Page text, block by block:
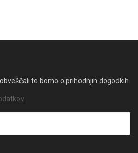
te bomo o prihodnjih dogodkih.